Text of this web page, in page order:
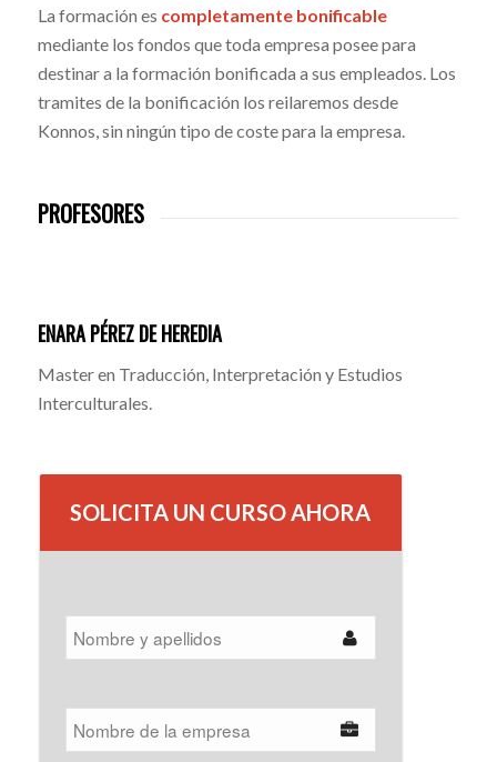
La formación es completamente bonificable
mediante los fondos que toda empresa posee para
destinar a la formación bonificada a sus empleados. Los
tramites de la bonificación los reilaremos desde
Konnos, sin ningún tipo de coste para la empresa.
PROFESORES
ENARA PÉREZ DE HEREDIA
Master en Traducción, Interpretación y Estudios
Interculturales.
SOLICITA UN CURSO AHORA